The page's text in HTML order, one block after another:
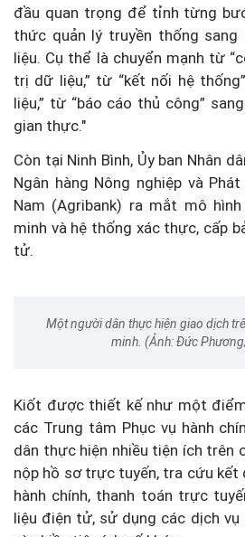
đầu quan trọng để tỉnh từng
thức quản lý truyền thống
liệu. Cụ thể là chuyển mạnh từ
trị dữ liệu,” từ “kết nối hệ
liệu,” từ “báo cáo thủ công”
gian thực."
Còn tại Ninh Bình, Ủy ban Nhân
Ngân hàng Nông nghiệp và
Nam (Agribank) ra mắt mô
minh và hệ thống xác thực, cấp
tử.
Một người dân thực hiện giao dịch
minh. (Ảnh: Đức
Kiốt được thiết kế như một
các Trung tâm Phục vụ hành
dân thực hiện nhiều tiện ích trên
nộp hồ sơ trực tuyến, tra cứu kết
hành chính, thanh toán trực
liệu điện tử, sử dụng các dịch vụ